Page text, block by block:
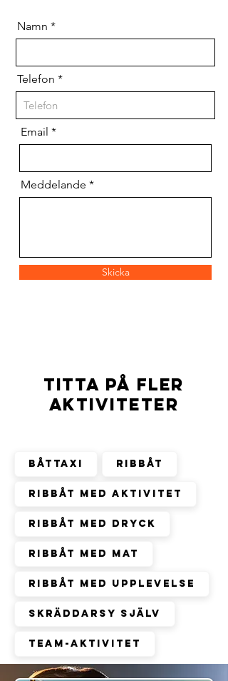
Namn
Telefon
Email
Meddelande
Skicka
TITTA PÅ FLER
AKTIVITETER
Båttaxi Ribbåt
Ribbåt med aktivitet
Ribbåt med dryck
Ribbåt med mat
Ribbåt med upplevelse
Skräddarsy själv
Team-aktivitet